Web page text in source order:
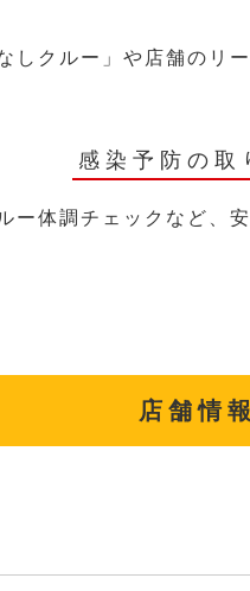
しクルー」や店舗のリ
感染予防の取
ー体調チェックなど、
店舗情報